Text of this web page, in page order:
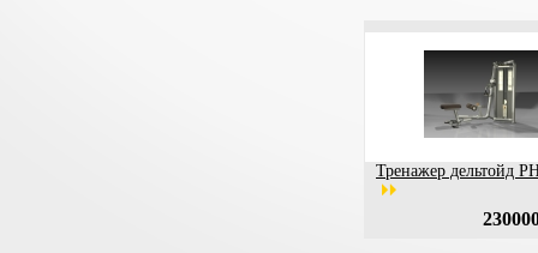
Тренажер дельтойд